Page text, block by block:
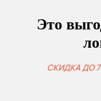
Это
СКИДКА ДО